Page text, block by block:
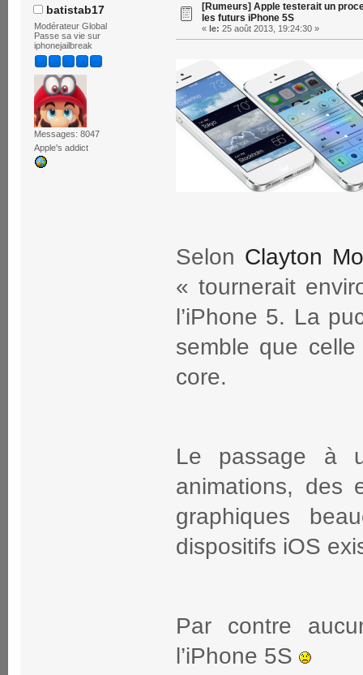
batistab17
Modérateur Global
Passe sa vie sur
iphonejailbreak
Messages: 8047
Apple's addict
[Rumeurs] Apple testerait un
les futurs iPhone 5S
« le: 25 août 2013, 19:24:30 »
Selon Clayton
« tournerait
l’iPhone 5. La
semble que
core.
Le passage à
animations, des
graphiques
dispositifs iOS
Par contre
l’iPhone 5S